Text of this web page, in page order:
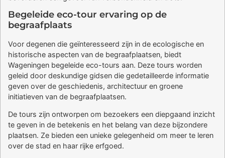
Begeleide eco-tour ervaring op de
begraafplaats
Voor degenen die geïnteresseerd zijn in de ecologische en
historische aspecten van de begraafplaatsen, biedt
Wageningen begeleide eco-tours aan. Deze tours worden
geleid door deskundige gidsen die gedetailleerde informatie
geven over de geschiedenis, architectuur en groene
initiatieven van de begraafplaatsen.
De tours zijn ontworpen om bezoekers een diepgaand inzicht
te geven in de betekenis en het belang van deze bijzondere
plaatsen. Ze bieden een unieke gelegenheid om meer te leren
over de stad en haar rijke erfgoed.